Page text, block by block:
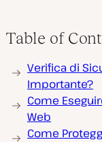
Table of
Verifica di
Importante?
Come
Web
Come